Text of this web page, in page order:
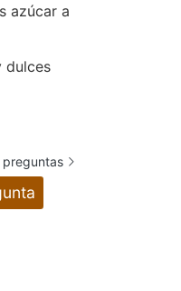
azúcar a
dulces
preguntas